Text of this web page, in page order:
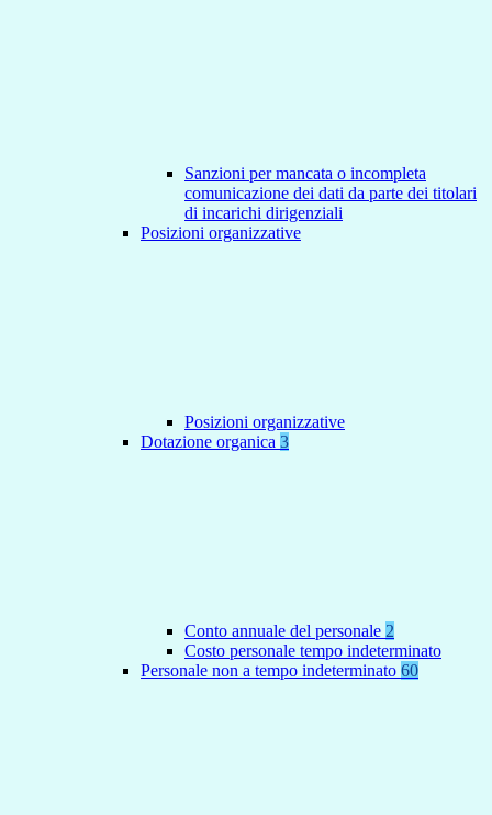
Sanzioni per mancata o incompleta
comunicazione dei dati da parte dei titolari
di incarichi dirigenziali
Posizioni organizzative
Posizioni organizzative
Dotazione organica 3
Conto annuale del personale 2
Costo personale tempo indeterminato
Personale non a tempo indeterminato 60